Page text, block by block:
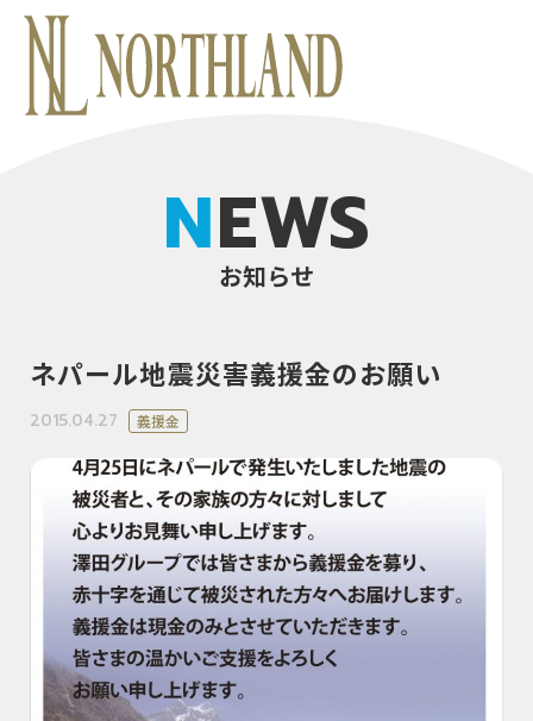
NEWS
お知らせ
ネパール地震災害義援金のお願い
2015.04.27 義援金